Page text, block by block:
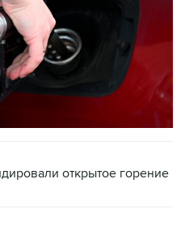
открытое горение